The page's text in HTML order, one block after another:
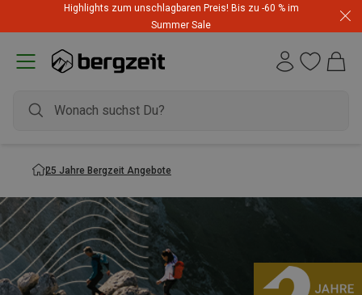
Highlights zum unschlagbaren Preis! Bis zu -60 % im
Summer Sale
25 Jahre Bergzeit Angebote